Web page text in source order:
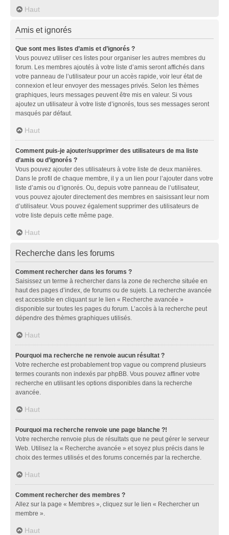
Haut
Amis et ignorés
Que sont mes listes d’amis et d’ignorés ?
Vous pouvez utiliser ces listes pour organiser les autres membres du
forum. Les membres ajoutés à votre liste d’amis seront affichés dans
votre panneau de l’utilisateur pour un accès rapide, voir leur état de
connexion et leur envoyer des messages privés. Selon les thèmes
graphiques, leurs messages peuvent être mis en valeur. Si vous
ajoutez un utilisateur à votre liste d’ignorés, tous ses messages seront
masqués par défaut.
Haut
Comment puis-je ajouter/supprimer des utilisateurs de ma liste
d’amis ou d’ignorés ?
Vous pouvez ajouter des utilisateurs à votre liste de deux manières.
Dans le profil de chaque membre, il y a un lien pour l’ajouter dans votre
liste d’amis ou d’ignorés. Ou, depuis votre panneau de l’utilisateur,
vous pouvez ajouter directement des membres en saisissant leur nom
d’utilisateur. Vous pouvez également supprimer des utilisateurs de
votre liste depuis cette même page.
Haut
Recherche dans les forums
Comment rechercher dans les forums ?
Saisissez un terme à rechercher dans la zone de recherche située en
haut des pages d’index, de forums ou de sujets. La recherche avancée
est accessible en cliquant sur le lien « Recherche avancée »
disponible sur toutes les pages du forum. L’accès à la recherche peut
dépendre des thèmes graphiques utilisés.
Haut
Pourquoi ma recherche ne renvoie aucun résultat ?
Votre recherche est probablement trop vague ou comprend plusieurs
termes courants non indexés par phpBB. Vous pouvez affiner votre
recherche en utilisant les options disponibles dans la recherche
avancée.
Haut
Pourquoi ma recherche renvoie une page blanche ?!
Votre recherche renvoie plus de résultats que ne peut gérer le serveur
Web. Utilisez la « Recherche avancée » et soyez plus précis dans le
choix des termes utilisés et des forums concernés par la recherche.
Haut
Comment rechercher des membres ?
Allez sur la page « Membres », cliquez sur le lien « Rechercher un
membre ».
Haut